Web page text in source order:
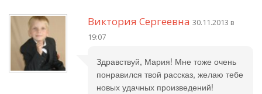
Виктория Сергеевна 30.11.2013 в
19:07
Здравствуй, Мария! Мне тоже очень
понравился твой рассказ, желаю тебе
новых удачных произведений!